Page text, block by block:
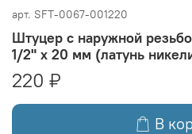
арт. SFT-0067-001220
Штуцер с наружной
1/2" x 20 мм (латунь
220 ₽
В